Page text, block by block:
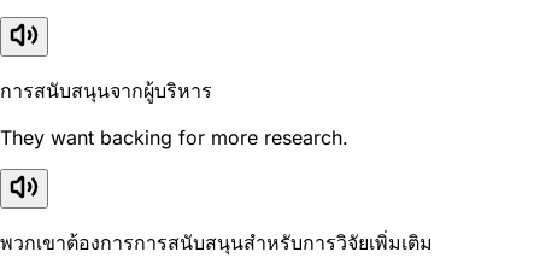
การสนับสนุนจากผู้บริหาร
They want backing for more research.
พวกเขาต้องการการสนับสนุนสำหรับการวิจัยเพิ่มเติม